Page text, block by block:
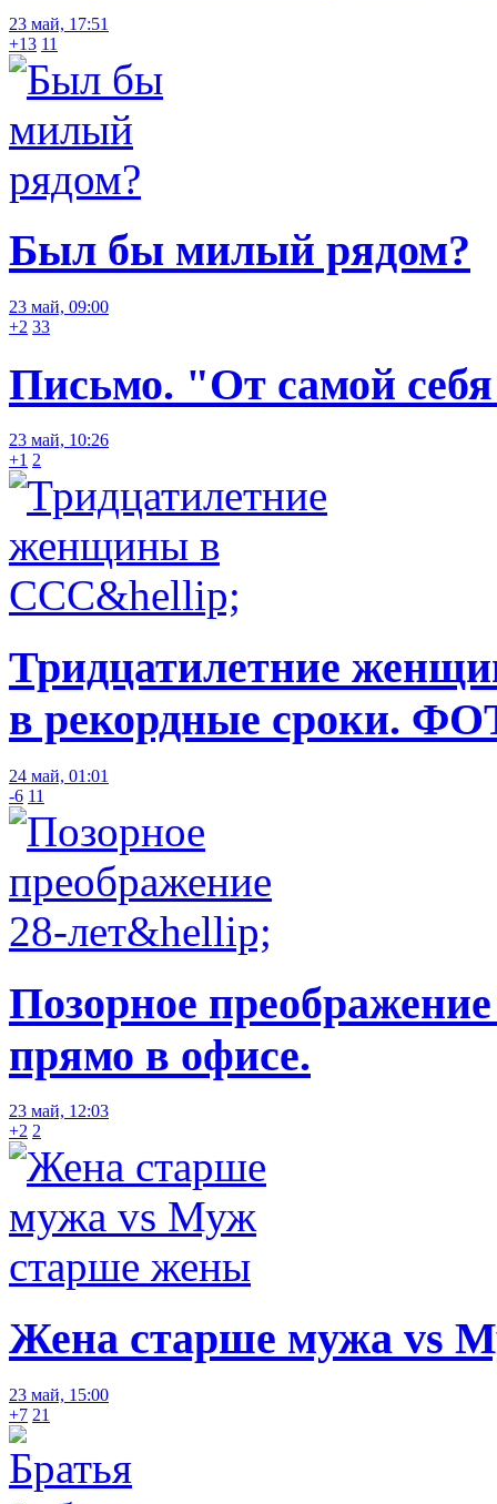
23 май, 17:51
+13 11
Был бы милый рядом?
23 май, 09:00
+2 33
Письмо. "От самой
23 май, 10:26
+1 2
Тридцатилетние
в рекордные сроки.
24 май, 01:01
-6 11
Позорное
прямо в офисе.
23 май, 12:03
+2 2
Жена старше мужа vs
23 май, 15:00
+7 21